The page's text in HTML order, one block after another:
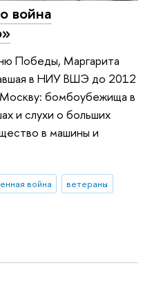
война
Победы, Маргарита
в НИУ ВШЭ до 2012
бомбоубежища в
и слухи о больших
в машины и
война
ветераны